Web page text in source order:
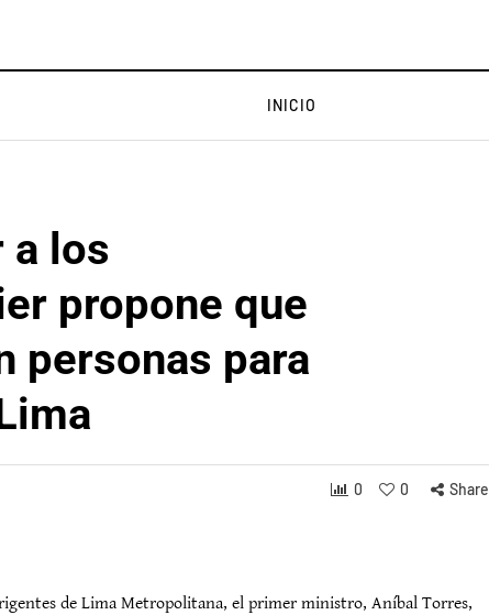
INICIO
a los
propone que
personas para
0 0 Share
de Lima Metropolitana, el primer ministro, Aníbal Torres,